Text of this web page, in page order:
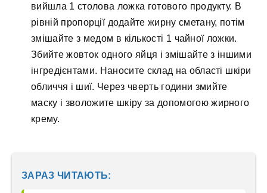
вийшла 1 столова ложка готового продукту. В
рівній пропорції додайте жирну сметану, потім
змішайте з медом в кількості 1 чайної ложки.
Збийте жовток одного яйця і змішайте з іншими
інгредієнтами. Наносите склад на області шкіри
обличчя і шиї. Через чверть години змийте
маску і зволожите шкіру за допомогою жирного
крему.
ЗАРАЗ ЧИТАЮТЬ: